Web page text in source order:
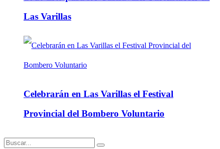
Las Varillas
Celebrarán en Las Varillas el Festival
Provincial del Bombero Voluntario